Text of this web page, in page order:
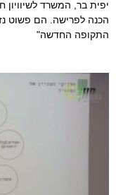
יפית בר, המשרד לשיוויון
הכנה לפרישה. הם פשוט
התקופה החדשה"